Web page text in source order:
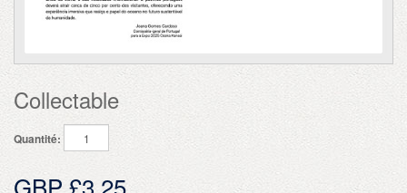
Collectable
Quantité: